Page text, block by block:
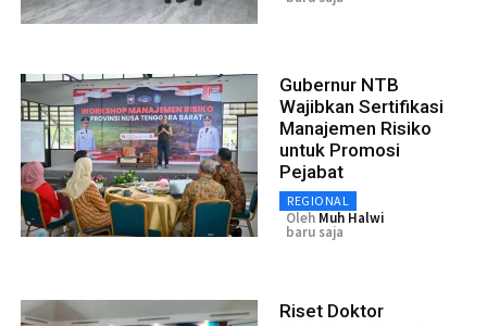
Gubernur NTB
Wajibkan Sertifikasi
Manajemen Risiko
untuk Promosi
Pejabat
REGIONAL
Oleh Muh Halwi
baru saja
Riset Doktor